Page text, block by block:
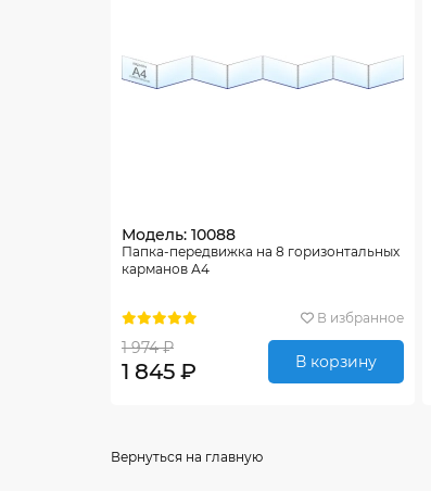
Модель: 10088
Папка-передвижка на 8 горизонтальных
карманов А4
В избранное
1 974 ₽
1 845 ₽ В корзину
Вернуться на главную